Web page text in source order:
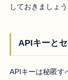
しておきましょう
APIキーと
APIキーは秘匿す